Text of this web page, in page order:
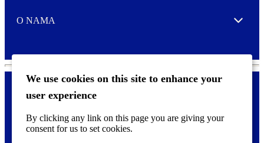
We use cookies on this site to enhance your
user experience
By clicking any link on this page you are giving your
consent for us to set cookies.
O NAMA Expand
o
Pravne i tzv. Cookie obavijesti